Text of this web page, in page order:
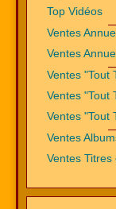
Top Vidéos
Ventes
Ventes
Ventes "Tout
Ventes "Tout
Ventes "Tout
Ventes
Ventes